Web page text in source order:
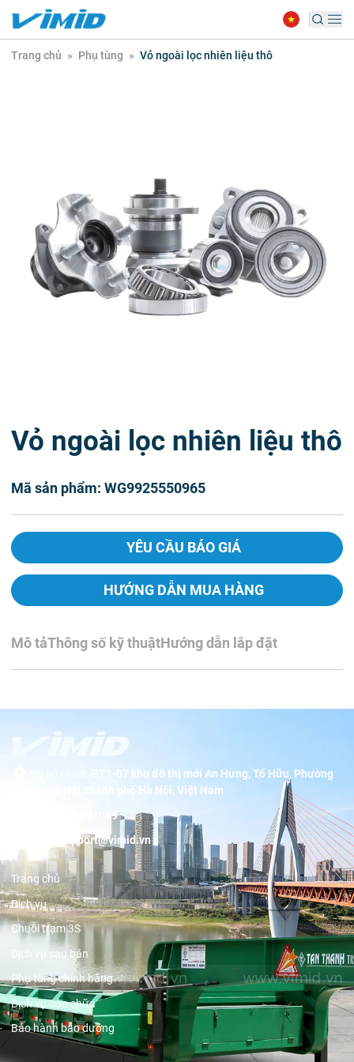
Trang chủ » Phụ tùng » Vỏ ngoài lọc nhiên liệu thô
Vỏ ngoài lọc nhiên liệu thô
Mã sản phẩm: WG9925550965
YÊU CẦU BÁO GIÁ
HƯỚNG DẪN MUA HÀNG
Mô tảThông số kỹ thuậtHướng dẫn lắp đặt
BT1-07 khu đô thị mới An Hưng, Tố Hữu, Phường
Dương Nội, thành phố Hà Nội, Việt Nam
19001089
support@vimid.vn
Trang chủ
Dịch vụ
Chuỗi trạm 3S
Dịch vụ sau bán
Phụ tùng chính hãng
Dịch vụ sửa chữa
Bảo hành bảo dưỡng